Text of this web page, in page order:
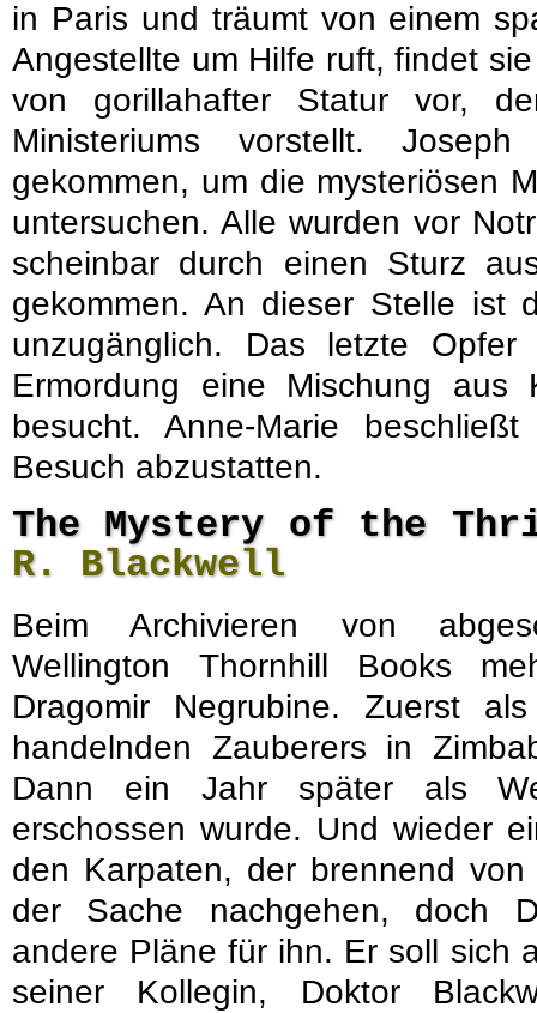
in Paris und träumt von einem
Angestellte um Hilfe ruft, findet
von gorillahafter Statur vor,
Ministeriums vorstellt.
gekommen, um die mysteriösen
untersuchen. Alle wurden vor
scheinbar durch einen Sturz
gekommen. An dieser Stelle ist
unzugänglich. Das letzte
Ermordung eine Mischung aus
besucht. Anne-Marie
Besuch abzustatten.
The Mystery of the
R. Blackwell
Beim Archivieren von
Wellington Thornhill Books
Dragomir Negrubine. Zuerst
handelnden Zauberers in
Dann ein Jahr später als
erschossen wurde. Und wieder
den Karpaten, der brennend
der Sache nachgehen, doch
andere Pläne für ihn. Er soll sich
seiner Kollegin, Doktor